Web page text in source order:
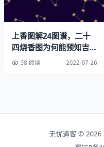
理解呢？
醒的双鱼座。
极端的两重，喜欢一个人
人格的双鱼儿，
上香图解24图谱，二十
四烧香图为何能预知吉
凶？准吗？
58 阅读 2022-07-26
无忧道客 ©